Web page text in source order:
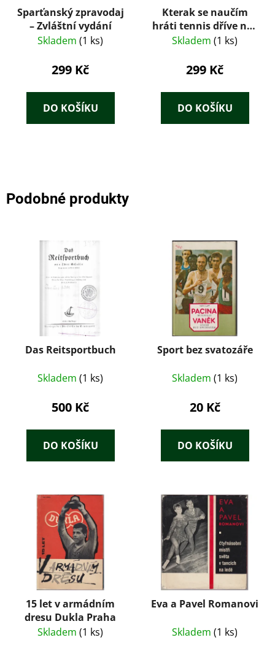
Sparťanský zpravodaj
– Zvláštní vydání
Skladem (1 ks)
299 Kč
DO KOŠÍKU
Kterak se naučím
hráti tennis dříve než
druzí
Skladem (1 ks)
299 Kč
DO KOŠÍKU
Podobné produkty
Das Reitsportbuch
Skladem (1 ks)
500 Kč
DO KOŠÍKU
Sport bez svatozáře
Skladem (1 ks)
20 Kč
DO KOŠÍKU
15 let v armádním
dresu Dukla Praha
Skladem (1 ks)
Eva a Pavel Romanovi
Skladem (1 ks)